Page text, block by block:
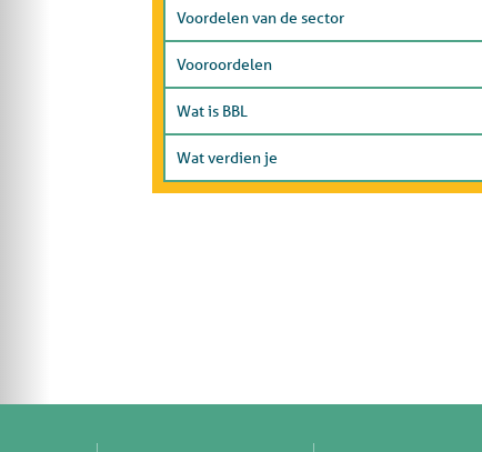
Voordelen van de sector
Vooroordelen
Wat is BBL
Wat verdien je